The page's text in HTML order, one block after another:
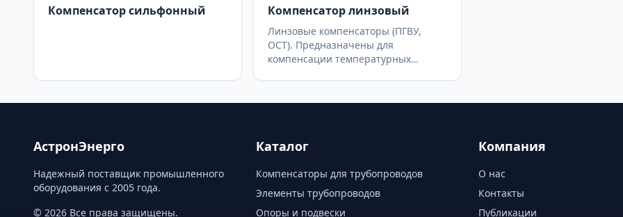
Компенсатор сильфонный Компенсатор линзовый
Линзовые компенсаторы (ПГВУ,
ОСТ). Предназначены для
компенсации температурных
пылегазовоздухопроводах ТЭС.
линз (от 1 до 4).
АстронЭнерго
Надежный поставщик промышленного
оборудования с 2005 года.
© 2026 Все права защищены.
Каталог
Компенсаторы для трубопроводов
Элементы трубопроводов
Опоры и подвески
Компания
О нас
Контакты
Публикации